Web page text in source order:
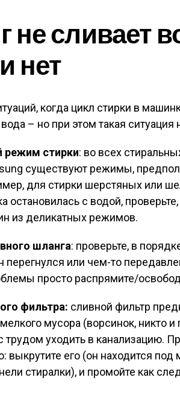
не сливает
нет
когда цикл стирки в
– но при этом такая
режим стирки: во всех
существуют режимы,
для стирки шерстяных или
остановилась с водой,
из деликатных режимов.
шланга: проверьте, в
перегнулся или чем-то
просто распрямите/
фильтра: сливной фильтр
мусора (ворсинок, никто и
трудом уходить в канализацию.
выкрутите его (он находится
стиралки), и промойте как